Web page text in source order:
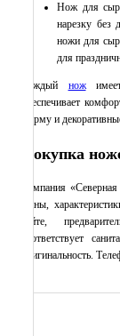
Нож для
нарезку без
ножи для
для
Каждый нож
обеспечивает
форму и
Покупка
Компания
Цены,
сайте,
соответствует
оригинальность.